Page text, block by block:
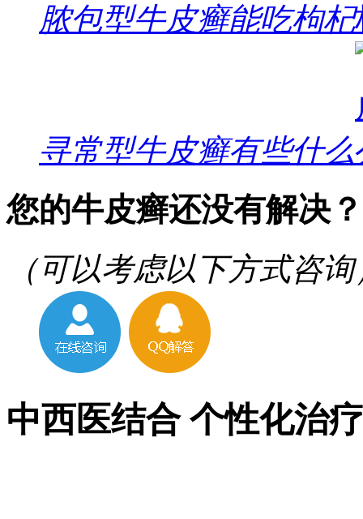
脓包型牛皮癣能吃枸杞
寻常型牛皮癣有些什么
您的牛皮癣还没有解决？
（可以考虑以下方式咨询
中西医结合 个性化治